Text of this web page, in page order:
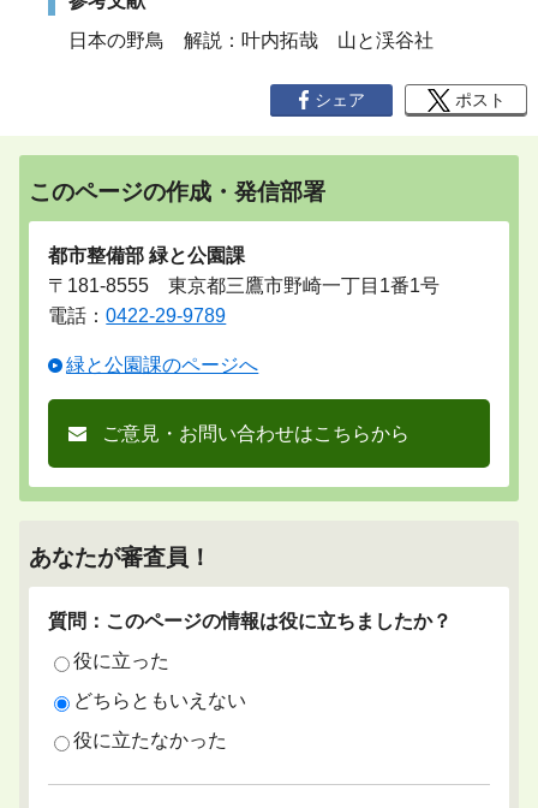
日本の野鳥 解説：叶内拓哉 山と渓谷社
シェア ポスト
このページの作成・発信部署
都市整備部 緑と公園課
〒181-8555 東京都三鷹市野崎一丁目1番1号
電話：0422-29-9789
緑と公園課のページへ
ご意見・お問い合わせはこちらから
あなたが審査員！
質問：このページの情報は役に立ちましたか？
役に立った
どちらともいえない
役に立たなかった